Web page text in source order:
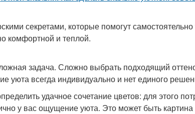
секретами, которые помогут
комфортной и теплой.
задача. Сложно выбрать подходящий
уюта всегда индивидуально и нет единого
удачное сочетание цветов: для этого
у вас ощущение уюта. Это может быть